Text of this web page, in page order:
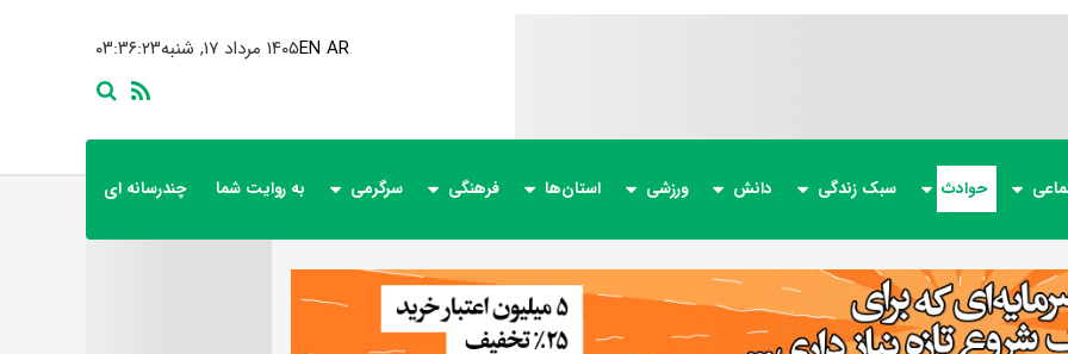
۰۳:۳۶:۲۵ ۱۴۰۵ مرداد ۱۷, شنبهEN AR
حوادث سبک زندگی دانش ورزشی استان‌ها فرهنگی سرگرمی به روایت شما چندرسانه ای